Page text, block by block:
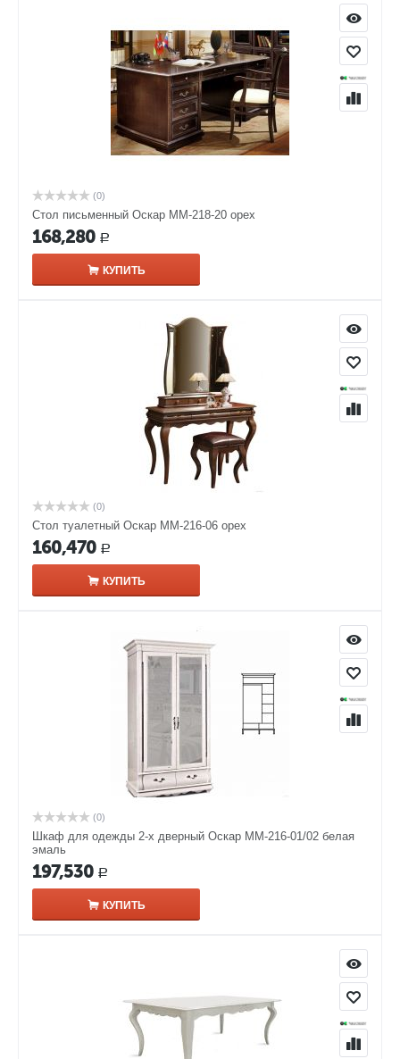
(0)
Стол письменный Оскар ММ-218-20 орех
168,280 Р
КУПИТЬ
(0)
Стол туалетный Оскар ММ-216-06 орех
160,470 Р
КУПИТЬ
(0)
Шкаф для одежды 2-х дверный Оскар ММ-216-01/02 белая
эмаль
197,530 Р
КУПИТЬ